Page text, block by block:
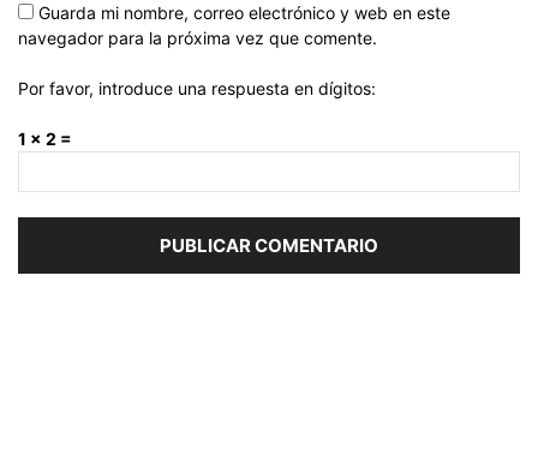
Guarda mi nombre, correo electrónico y web en este
navegador para la próxima vez que comente.
Por favor, introduce una respuesta en dígitos:
1 × 2 =